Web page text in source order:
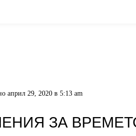
април 29, 2020 в 5:13 am
ЗА